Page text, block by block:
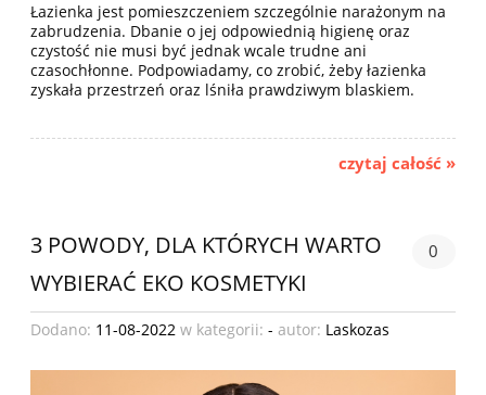
Łazienka jest pomieszczeniem szczególnie narażonym na
zabrudzenia. Dbanie o jej odpowiednią higienę oraz
czystość nie musi być jednak wcale trudne ani
czasochłonne. Podpowiadamy, co zrobić, żeby łazienka
zyskała przestrzeń oraz lśniła prawdziwym blaskiem.
czytaj całość »
3 POWODY, DLA KTÓRYCH WARTO
WYBIERAĆ EKO KOSMETYKI
0
Dodano: 11-08-2022 w kategorii: - autor: Laskozas